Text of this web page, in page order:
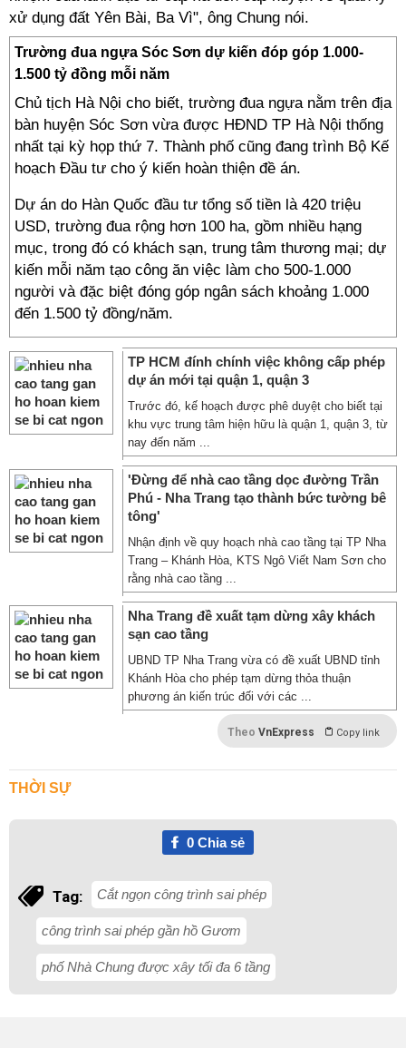
xử dụng đất Yên Bài, Ba Vì", ông Chung nói.
Trường đua ngựa Sóc Sơn dự kiến đóp góp 1.000-
1.500 tỷ đồng mỗi năm
Chủ tịch Hà Nội cho biết, trường đua ngựa nằm trên địa
bàn huyện Sóc Sơn vừa được HĐND TP Hà Nội thống
nhất tại kỳ họp thứ 7. Thành phố cũng đang trình Bộ Kế
hoạch Đầu tư cho ý kiến hoàn thiện đề án.
Dự án do Hàn Quốc đầu tư tổng số tiền là 420 triệu
USD, trường đua rộng hơn 100 ha, gồm nhiều hạng
mục, trong đó có khách sạn, trung tâm thương mại; dự
kiến mỗi năm tạo công ăn việc làm cho 500-1.000
người và đặc biệt đóng góp ngân sách khoảng 1.000
đến 1.500 tỷ đồng/năm.
TP HCM đính chính việc không cấp phép
dự án mới tại quận 1, quận 3
Trước đó, kế hoạch được phê duyệt cho biết tại
khu vực trung tâm hiện hữu là quận 1, quận 3, từ
nay đến năm ...
'Đừng để nhà cao tầng dọc đường Trần
Phú - Nha Trang tạo thành bức tường bê
tông'
Nhận định về quy hoạch nhà cao tầng tại TP Nha
Trang – Khánh Hòa, KTS Ngô Viết Nam Sơn cho
rằng nhà cao tầng ...
Nha Trang đề xuất tạm dừng xây khách
sạn cao tầng
UBND TP Nha Trang vừa có đề xuất UBND tỉnh
Khánh Hòa cho phép tạm dừng thỏa thuận
phương án kiến trúc đối với các ...
Theo VnExpress Copy link
THỜI SỰ
0Chia sẻ
Tag: Cắt ngọn công trình sai phép
công trình sai phép gần hồ Gươm
phố Nhà Chung được xây tối đa 6 tầng